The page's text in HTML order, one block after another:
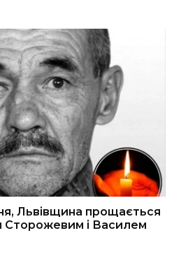
Львівщина прощається
Сторожевим і Василем